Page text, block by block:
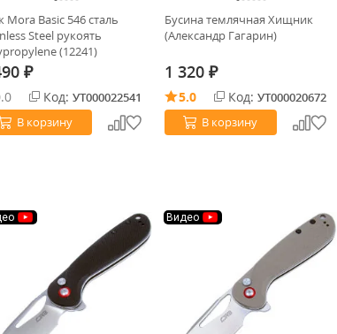
Mora Basic 546 сталь
Steel рукоять
(12241)
₽
Код: УТ000022541
В корзину
Бусина темлячная Хищник
(Александр Гагарин)
1 320 ₽
5.0 Код: УТ000020672
В корзину
Видео